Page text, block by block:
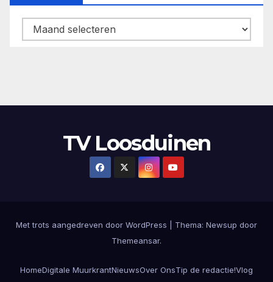
Archieven
TV Loosduinen
Met trots aangedreven door WordPress Thema: Newsup door
Themeansar.
HomeDigitale MuurkrantNieuwsOver OnsTip de redactie!Vlog